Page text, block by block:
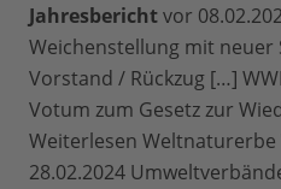
Jahresberichtvor
Weichenstellung mit neuer
Vorstand / Rückzug […]
Votum zum Gesetz zur
Weiterlesen Weltnaturerbe
28.02.2024